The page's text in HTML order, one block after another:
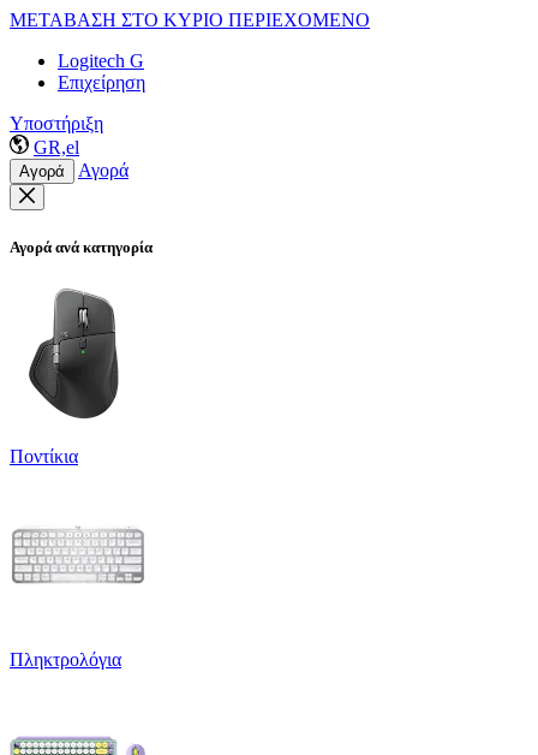
ΜΕΤΑΒΑΣΗ ΣΤΟ ΚΥΡΙΟ ΠΕΡΙΕΧΟΜΕΝΟ
Logitech G
Επιχείρηση
Υποστήριξη
GR,el
Αγορά Αγορά
Αγορά ανά κατηγορία
Ποντίκια
Πληκτρολόγια